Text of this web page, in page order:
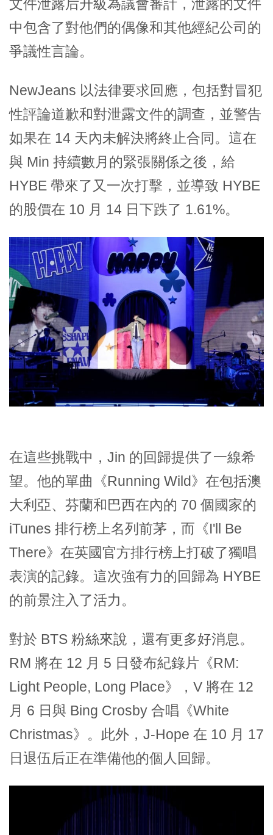
文件泄露后升級為議會審計，泄露的文件
中包含了對他們的偶像和其他經紀公司的
爭議性言論。
NewJeans 以法律要求回應，包括對冒犯
性評論道歉和對泄露文件的調查，並警告
如果在 14 天內未解決將終止合同。這在
與 Min 持續數月的緊張關係之後，給
HYBE 帶來了又一次打擊，並導致 HYBE
的股價在 10 月 14 日下跌了 1.61%。
在這些挑戰中，Jin 的回歸提供了一線希
望。他的單曲《Running Wild》在包括澳
大利亞、芬蘭和巴西在內的 70 個國家的
iTunes 排行榜上名列前茅，而《I'll Be
There》在英國官方排行榜上打破了獨唱
表演的記錄。這次強有力的回歸為 HYBE
的前景注入了活力。
對於 BTS 粉絲來說，還有更多好消息。
RM 將在 12 月 5 日發布紀錄片《RM:
Light People, Long Place》，V 將在 12
月 6 日與 Bing Crosby 合唱《White
Christmas》。此外，J-Hope 在 10 月 17
日退伍后正在準備他的個人回歸。